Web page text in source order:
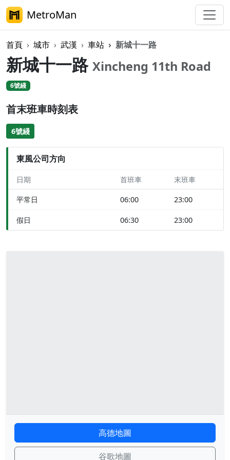
MetroMan
首頁 城市 武漢 車站 新城十一路
新城十一路 Xincheng 11th Road
6號綫
首末班車時刻表
6號綫
東風公司方向
日期 首班車 末班車
平常日 06:00 23:00
假日 06:30 23:00
高德地圖
谷歌地圖